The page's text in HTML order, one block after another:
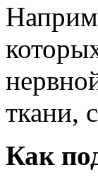
ткани,
Как